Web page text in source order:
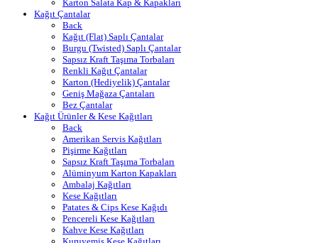
Karton Salata Kap & Kapakları
Kağıt Çantalar
Back
Kağıt (Flat) Saplı Çantalar
Burgu (Twisted) Saplı Çantalar
Sapsız Kraft Taşıma Torbaları
Renkli Kağıt Çantalar
Karton (Hediyelik) Çantalar
Geniş Mağaza Çantaları
Bez Çantalar
Kağıt Ürünler & Kese Kağıtları
Back
Amerikan Servis Kağıtları
Pişirme Kağıtları
Sapsız Kraft Taşıma Torbaları
Alüminyum Karton Kapakları
Ambalaj Kağıtları
Kese Kağıtları
Patates & Cips Kese Kağıdı
Pencereli Kese Kağıtları
Kahve Kese Kağıtları